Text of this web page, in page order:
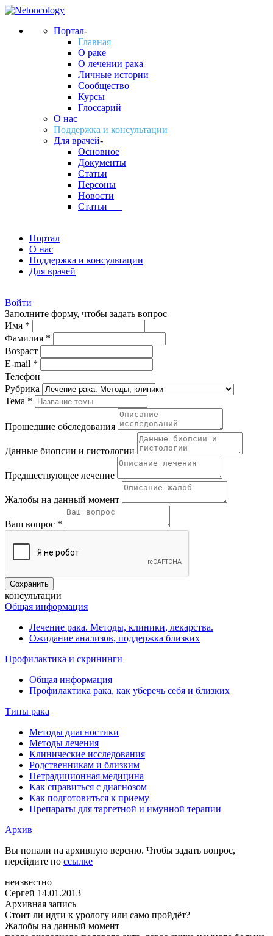
Портал-
Главная
О раке
О лечении рака
Личные истории
Сообщество
Курсы
Глоссарий
О нас
Поддержка и консультации
Для врачей-
Основное
Документы
Статьи
Персоны
Новости
Статьи___
Портал
О нас
Поддержка и консультации
Для врачей
Войти
Заполните форму, чтобы задать вопрос
Имя *
Фамилия *
Возраст
E-mail *
Телефон
Рубрика
Тема *
Прошедшие обследования
Данные биопсии и гистологии
Предшествующее лечение
Жалобы на данный момент
Ваш вопрос *
консультации
Общая информация
Лечение рака. Методы, клиники, лекарства.
Ожидание анализов, поддержка близких
Профилактика и скрининги
Общая информация
Профилактика рака, как уберечь себя и близких
Типы рака
Методы диагностики
Методы лечения
Клинические исследования
Родственникам и близким
Нетрадиционная медицина
Как справиться с диагнозом
Как подготовиться к приему
Препараты для таргетной и имунной терапии
Архив
Вы попали на архивную версию. Чтобы задать вопрос,
перейдите по ссылке
неизвестно
Сергей 14.01.2013
Архивная запись
Стоит ли идти к урологу или само пройдёт?
Жалобы на данный момент